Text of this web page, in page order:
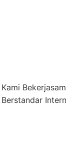
Kami
Berstandar